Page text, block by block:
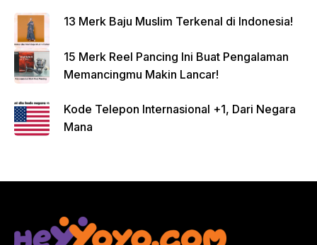
13 Merk Baju Muslim Terkenal di Indonesia!
15 Merk Reel Pancing Ini Buat Pengalaman
Memancingmu Makin Lancar!
Kode Telepon Internasional +1, Dari Negara
Mana